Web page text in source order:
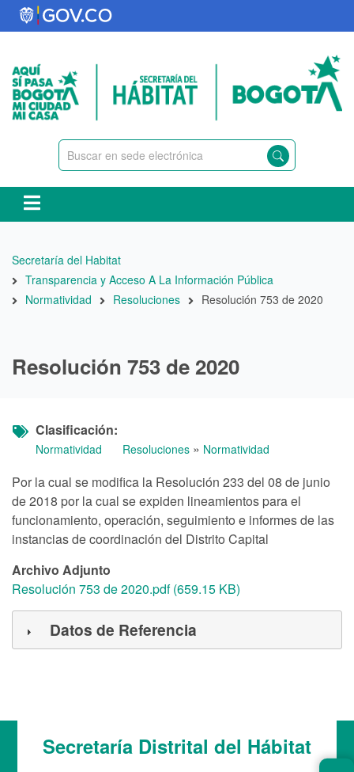
Pasar
al
principal
Ruta
de
navegación
Secretaría del Habitat
Transparencia y Acceso A La Información Pública
Normatividad
Resoluciones Resolución 753 de 2020
Resolución 753 de 2020
Clasificación
Normatividad Resoluciones » Normatividad
Por la cual se modifica la Resolución 233 del 08 de junio
de 2018 por la cual se expiden lineamientos para el
funcionamiento, operación, seguimiento e informes de las
instancias de coordinación del Distrito Capital
Archivo Adjunto
Resolución 753 de 2020.pdf (659.15 KB)
Datos de Referencia
Secretaría Distrital del Hábitat